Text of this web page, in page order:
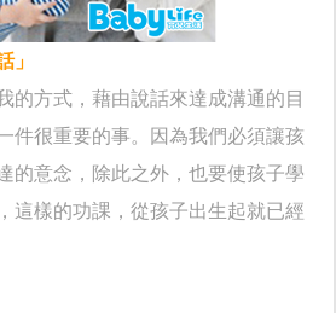
」
的方式，藉由說話來達成溝通的目
件很重要的事。因為我們必須讓孩
的意念，除此之外，也要使孩子學
這樣的功課，從孩子出生起就已經